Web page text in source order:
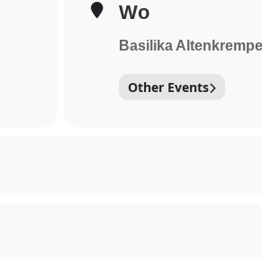
Wo
Basilika Altenkrempe
Other Events